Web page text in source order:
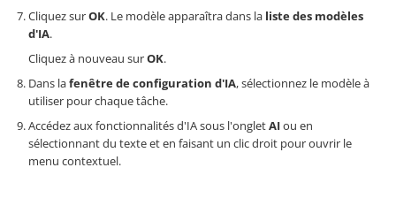
Cliquez surOK. Le modèle apparaîtra dans la liste des modèles
d'IA.
Cliquez à nouveau surOK.
Dans lafenêtre de configuration d'IA, sélectionnez le modèle à
utiliser pour chaque tâche.
Accédez aux fonctionnalités d'IA sous l'ongletAIou en
sélectionnant du texte et en faisant un clic droit pour ouvrir le
menu contextuel.